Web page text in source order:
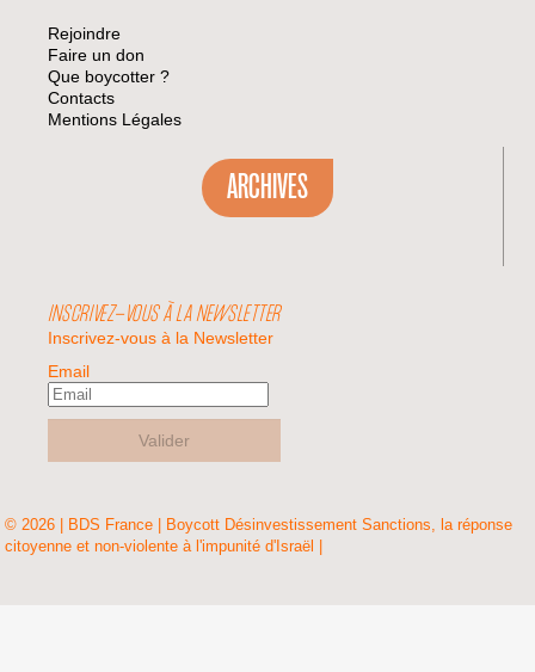
Rejoindre
Faire un don
Que boycotter ?
Contacts
Mentions Légales
ARCHIVES
INSCRIVEZ-VOUS À LA NEWSLETTER
Inscrivez-vous à la Newsletter
Email
Valider
© 2026 | BDS France | Boycott Désinvestissement Sanctions, la réponse
citoyenne et non-violente à l'impunité d'Israël |